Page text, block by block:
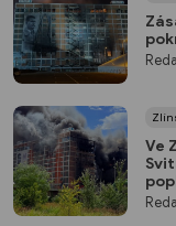
Ve